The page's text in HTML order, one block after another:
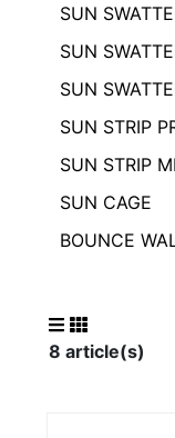
SUN
SUN
SUN
SUN STRIP
SUN STRIP
SUN CAGE
BOUNCE
8 article(s)